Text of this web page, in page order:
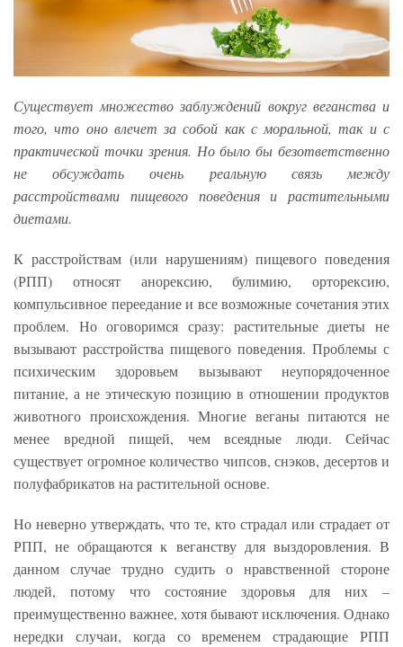
Существует множество заблуждений вокруг веганства и
того, что оно влечет за собой как с моральной, так и с
практической точки зрения. Но было бы безответственно
не обсуждать очень реальную связь между
расстройствами пищевого поведения и растительными
диетами.
К расстройствам (или нарушениям) пищевого поведения
(РПП) относят анорексию, булимию, орторексию,
компульсивное переедание и все возможные сочетания этих
проблем. Но оговоримся сразу: растительные диеты не
вызывают расстройства пищевого поведения. Проблемы с
психическим здоровьем вызывают неупорядоченное
питание, а не этическую позицию в отношении продуктов
животного происхождения. Многие веганы питаются не
менее вредной пищей, чем всеядные люди. Сейчас
существует огромное количество чипсов, снэков, десертов и
полуфабрикатов на растительной основе.
Но неверно утверждать, что те, кто страдал или страдает от
РПП, не обращаются к веганству для выздоровления. В
данном случае трудно судить о нравственной стороне
людей, потому что состояние здоровья для них –
преимущественно важнее, хотя бывают исключения. Однако
нередки случаи, когда со временем страдающие РПП